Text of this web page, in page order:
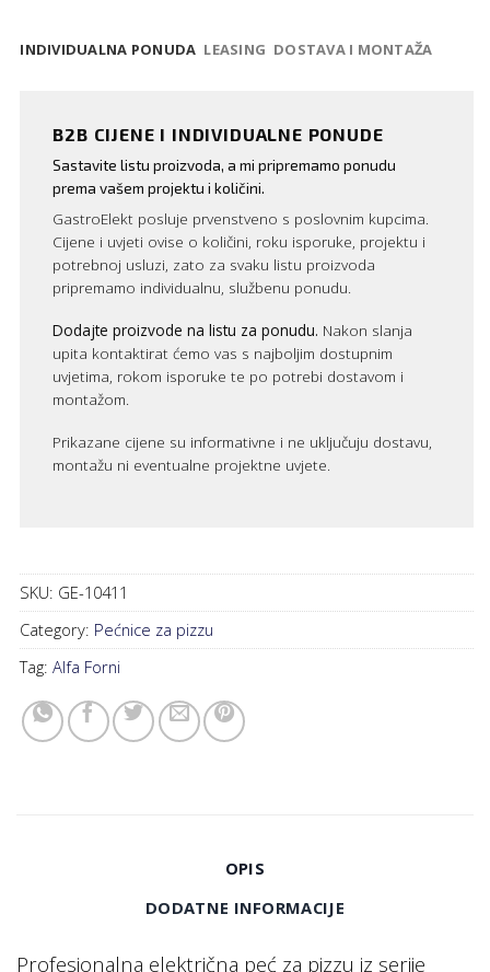
INDIVIDUALNA PONUDA LEASING DOSTAVA I MONTAŽA
B2B CIJENE I INDIVIDUALNE PONUDE
Sastavite listu proizvoda, a mi pripremamo ponudu
prema vašem projektu i količini.
GastroElekt posluje prvenstveno s poslovnim kupcima.
Cijene i uvjeti ovise o količini, roku isporuke, projektu i
potrebnoj usluzi, zato za svaku listu proizvoda
pripremamo individualnu, službenu ponudu.
Dodajte proizvode na listu za ponudu. Nakon slanja
upita kontaktirat ćemo vas s najboljim dostupnim
uvjetima, rokom isporuke te po potrebi dostavom i
montažom.
Prikazane cijene su informativne i ne uključuju dostavu,
montažu ni eventualne projektne uvjete.
SKU: GE-10411
Category: Pećnice za pizzu
Tag:Alfa Forni
OPIS
DODATNE INFORMACIJE
Profesionalna električna peć za pizzu iz serije